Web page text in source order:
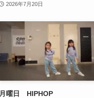
2026年7月20日
月曜日 HIPHOP